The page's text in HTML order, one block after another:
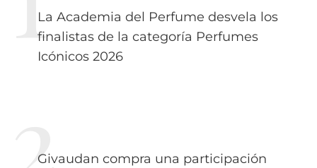
La Academia del Perfume desvela los
finalistas de la categoría Perfumes
Icónicos 2026
Givaudan compra una participación